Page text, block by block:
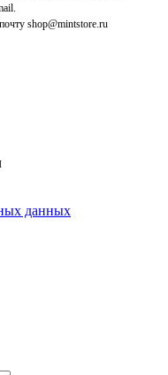
shop@mintstore.ru
данных